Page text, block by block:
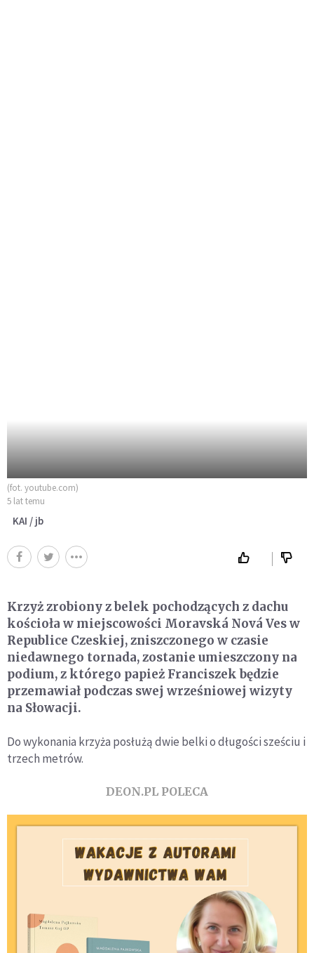
(fot. youtube.com)
5 lat temu
KAI / jb
Krzyż zrobiony z belek pochodzących z dachu
kościoła w miejscowości Moravská Nová Ves w
Republice Czeskiej, zniszczonego w czasie
niedawnego tornada, zostanie umieszczony na
podium, z którego papież Franciszek będzie
przemawiał podczas swej wrześniowej wizyty
na Słowacji.
Do wykonania krzyża posłużą dwie belki o długości sześciu i
trzech metrów.
DEON.PL POLECA